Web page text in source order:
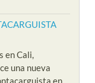
en Cali,
una nueva